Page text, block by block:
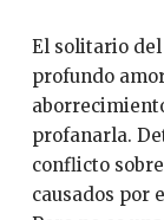
El solitario
profundo
profanarla.
conflicto
causados por